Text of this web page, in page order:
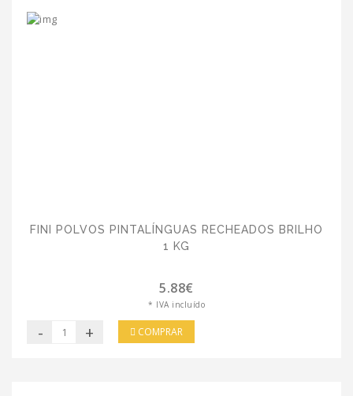
FINI POLVOS PINTALÍNGUAS RECHEADOS BRILHO
1 KG
5.88€
* IVA incluído
- + COMPRAR